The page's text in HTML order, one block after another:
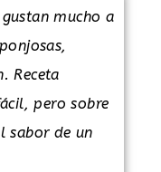
mucho a
Receta
pero sobre
sabor de un